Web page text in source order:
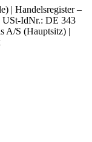
| Handelsregister –
USt-IdNr.: DE 343
A/S (Hauptsitz) |